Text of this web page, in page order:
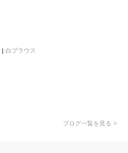
| 白ブラウス
ブログ一覧を見る >